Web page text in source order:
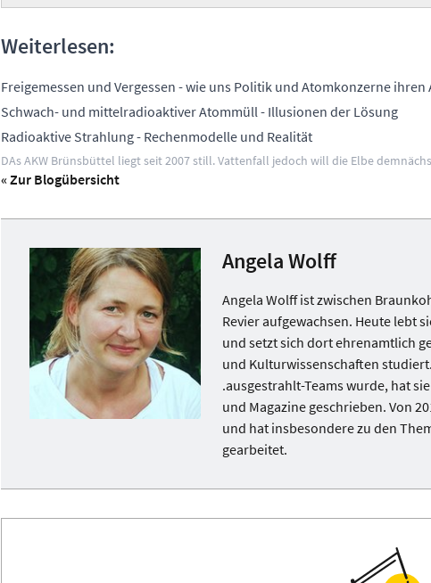
DAs AKW Brünsbüttel liegt seit 2007 still. Vattenfall jedoch will die Elbe
Weiterlesen:
Freigemessen und Vergessen - wie uns Politik und Atomkonzerne
Schwach- und mittelradioaktiver Atommüll- Illusionen der Lösung
Radioaktive Strahlung- Rechenmodelle und Realität
« Zur Blogübersicht
Angela Wolff
Angela Wolff ist zwischen
Revier aufgewachsen. Heute lebt
und setzt sich dort ehrenamtlich
und Kulturwissenschaften
.ausgestrahlt-Teams wurde, hat
und Magazine geschrieben. Von
und hat insbesondere zu den
gearbeitet.